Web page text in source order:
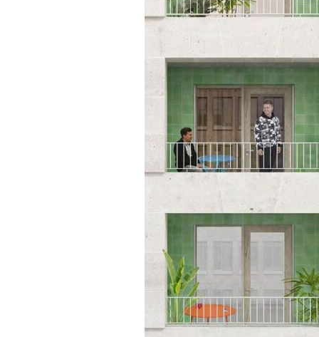
ARTICLES